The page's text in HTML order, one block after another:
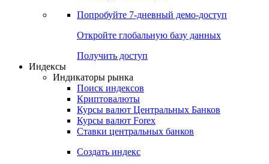
Попробуйте 7-дневный демо-доступ
Откройте глобальную базу данных
Получить доступ
Индексы
Индикаторы рынка
Поиск индексов
Криптовалюты
Курсы валют Центральных Банков
Курсы валют Forex
Ставки центральных банков
Создать индекс